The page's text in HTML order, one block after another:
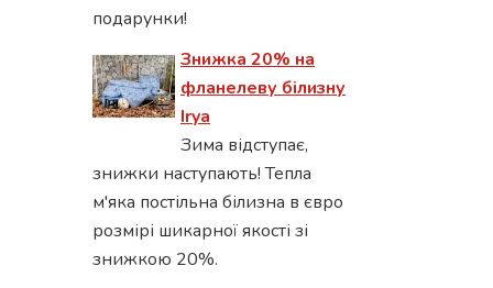
подарунки!
Знижка 20% на
фланелеву білизну
Irya
Зима відступає,
знижки наступають! Тепла
м'яка постільна білизна в євро
розмірі шикарної якості зі
знижкою 20%.